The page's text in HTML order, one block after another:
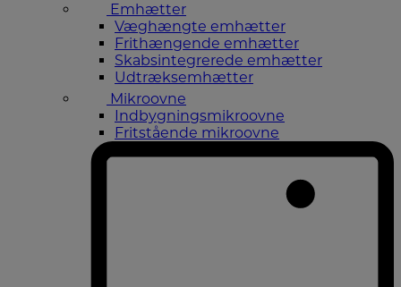
Emhætter
Væghængte emhætter
Frithængende emhætter
Skabsintegrerede emhætter
Udtræksemhætter
Mikroovne
Indbygningsmikroovne
Fritstående mikroovne